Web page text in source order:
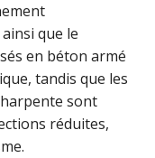
que le
en béton armé
tandis que les
sont
réduites,